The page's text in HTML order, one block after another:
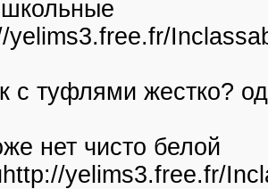
школьные
yelims3.free.fr/
с туфлями жестко?
нет чисто белой
yelims3.free.fr/